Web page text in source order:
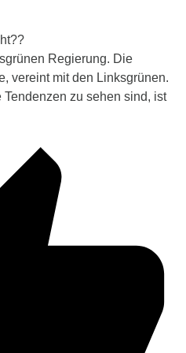
Regierung. Die
vereint mit den Linksgrünen.
zu sehen sind, ist